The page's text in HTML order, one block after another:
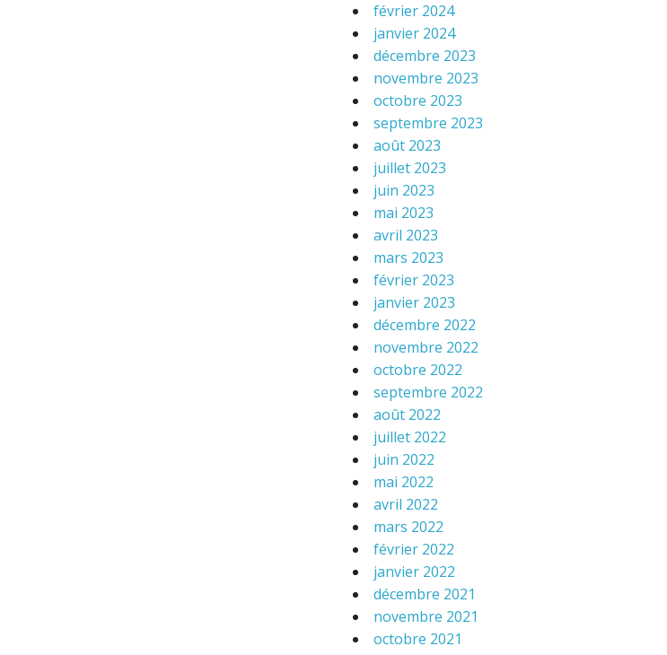
février 2024
janvier 2024
décembre 2023
novembre 2023
octobre 2023
septembre 2023
août 2023
juillet 2023
juin 2023
mai 2023
avril 2023
mars 2023
février 2023
janvier 2023
décembre 2022
novembre 2022
octobre 2022
septembre 2022
août 2022
juillet 2022
juin 2022
mai 2022
avril 2022
mars 2022
février 2022
janvier 2022
décembre 2021
novembre 2021
octobre 2021